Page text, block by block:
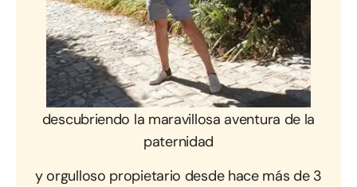
«Un jovenpadre de 30 años
descubriendo la maravillosa aventura de la
paternidad
y orgulloso propietario desde hace más de 3